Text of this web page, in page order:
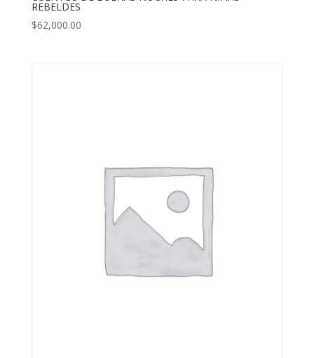
REBELDES
$62,000.00